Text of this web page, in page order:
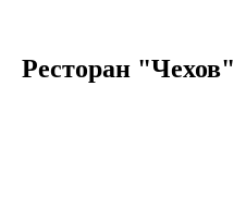
Ресторан "Чехов"